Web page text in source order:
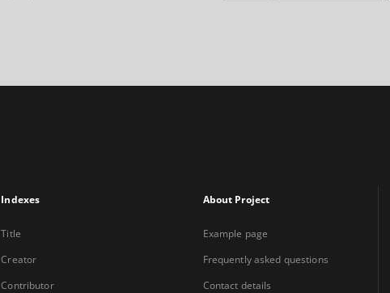
Indexes
Title
Creator
Contributor
About Project
Example page
Frequently asked questions
Contact details